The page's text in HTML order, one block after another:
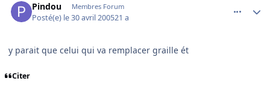
Pindou Membres Forum
Posté(e) le 30 avril 200521 a
y parait que celui qui va remplacer graille ét
Citer